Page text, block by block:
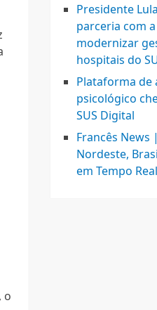
o
Presidente
parceria com
modernizar
hospitais do
Plataforma de
psicológico
SUS Digital
Francês News
Nordeste,
em Tempo Real